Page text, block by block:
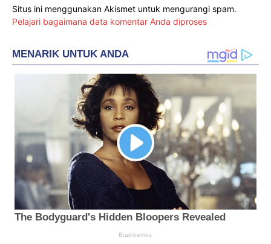
Situs ini menggunakan Akismet untuk mengurangi spam.
Pelajari bagaimana data komentar Anda diproses